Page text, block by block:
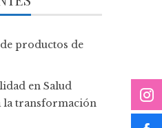
productos de
en Salud
la transformación